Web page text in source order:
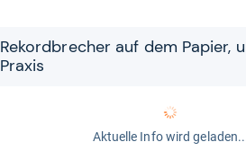
Rekord­bre­cher auf dem Papier,
Pra­xis
Aktuelle Info wird